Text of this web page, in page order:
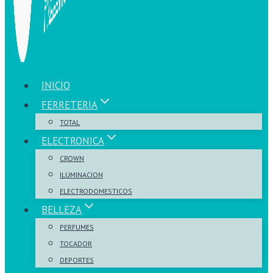
INICIO
FERRETERIA
TOTAL
ELECTRONICA
CROWN
ILUMINACION
ELECTRODOMESTICOS
BELLEZA
PERFUMES
TOCADOR
DEPORTES